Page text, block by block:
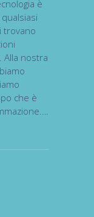
è
trovano
Alla nostra
che è